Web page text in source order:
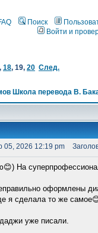
Поиск
Войти и
, 18, 19, 20 След.
Школа перевода В.
05, 2026 12:19 pm
На
оформлены
я сделала то же
уже писали.